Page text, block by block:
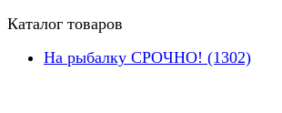
Каталог товаров
На рыбалку СРОЧНО! (1302)